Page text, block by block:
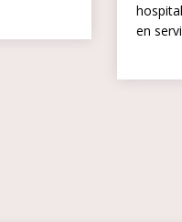
hospitality
en service